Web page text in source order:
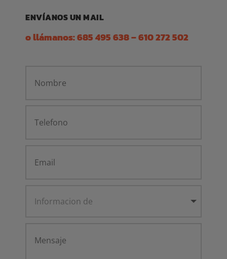
ENVÍANOS UN MAIL
o llámanos:685 495 638–610 272 502